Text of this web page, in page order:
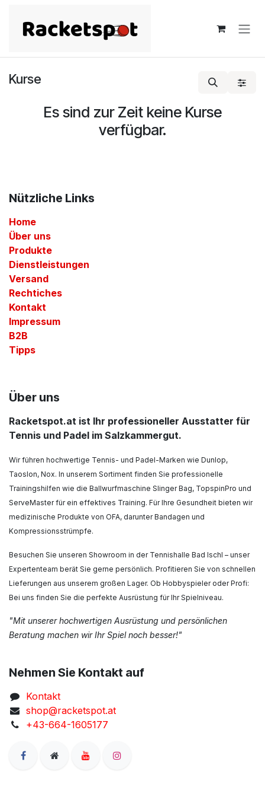
Kurse
Es sind zur Zeit keine Kurse
verfügbar.
Nützliche Links
Home
Über uns
Produkte
Dienstleistungen
Versand
Rechtiches
Kontakt
Impressum
B2B
Tipps
Über uns
Racketspot.at ist Ihr professioneller Ausstatter für
Tennis und Padel im Salzkammergut.
Wir führen hochwertige Tennis- und Padel-Marken wie Dunlop,
Taoslon, Nox. In unserem Sortiment finden Sie professionelle
Trainingshilfen wie die Ballwurfmaschine Slinger Bag, TopspinPro und
ServeMaster für ein effektives Training. Für Ihre Gesundheit bieten wir
medizinische Produkte von OFA, darunter Bandagen und
Kompressionsstrümpfe.
Besuchen Sie unseren Showroom in der Tennishalle Bad Ischl – unser
Expertenteam berät Sie gerne persönlich. Profitieren Sie von schnellen
Lieferungen aus unserem großen Lager. Ob Hobbyspieler oder Profi:
Bei uns finden Sie die perfekte Ausrüstung für Ihr Spielniveau.
"Mit unserer hochwertigen Ausrüstung und persönlichen
Beratung machen wir Ihr Spiel noch besser!"
Nehmen Sie Kontakt auf
Kontakt
shop@racketspot.at
+43-664-1605177